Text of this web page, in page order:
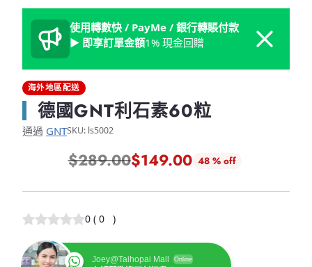
使用轉數快 / PayMe / 銀行轉賬付款
► 即享訂單金額1% 現金回贈
Dismiss
海外地區配送
德國GNT利石素60粒
通過 GNTSKU: ls5002
正
常
價
格
$289.00$149.00 48 % off
0 ( 0 )
Joey@Taihopai Mall Online